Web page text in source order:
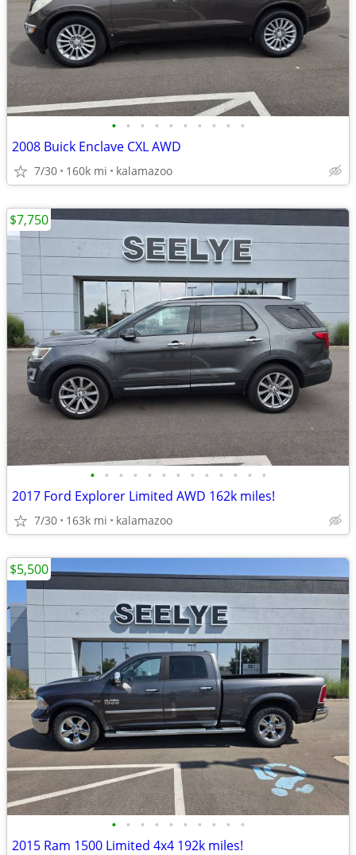
• • • • • • • • • •
2008 Buick Enclave CXL AWD
7/30 160k mi kalamazoo
• • • • • • • • • • • • •
2017 Ford Explorer Limited AWD 162k miles!
7/30 163k mi kalamazoo
$7,750
• • • • • • • • • •
2015 Ram 1500 Limited 4x4 192k miles!
$5,500